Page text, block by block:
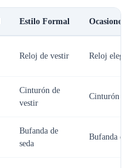
Estilo Formal
Reloj de vestir Reloj
Cinturón de
vestir
Cinturón
Bufanda de
seda
Bufanda